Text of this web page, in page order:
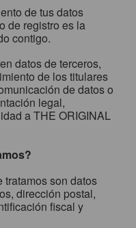
de tus datos
de registro es la
contigo.
datos de terceros,
de los titulares
de datos o
legal,
a THE ORIGINAL
tratamos son datos
dirección postal,
fiscal y